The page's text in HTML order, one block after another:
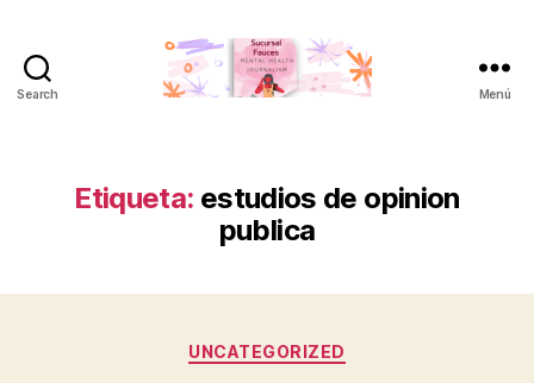
Search Menú
Etiqueta: estudios de opinion
publica
Categorías
UNCATEGORIZED